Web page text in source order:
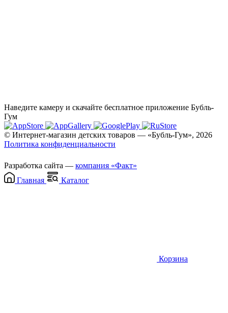
Наведите камеру и скачайте бесплатное приложение Бубль-
Гум
© Интернет-магазин детских товаров — «Бубль-Гум», 2026
Политика конфиденциальности
Разработка сайта — компания «Факт»
Главная
Каталог
Корзина